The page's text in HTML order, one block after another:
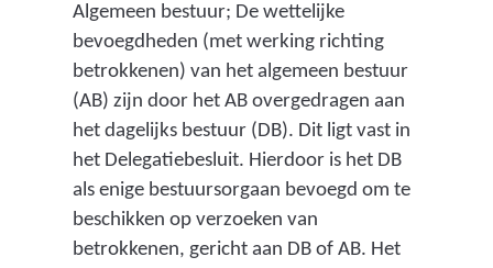
Algemeen bestuur; De wettelijke
bevoegdheden (met werking richting
betrokkenen) van het algemeen bestuur
(AB) zijn door het AB overgedragen aan
het dagelijks bestuur (DB). Dit ligt vast in
het Delegatiebesluit. Hierdoor is het DB
als enige bestuursorgaan bevoegd om te
beschikken op verzoeken van
betrokkenen, gericht aan DB of AB. Het